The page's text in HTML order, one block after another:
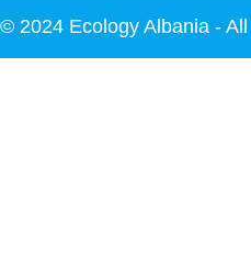
© 2024 Ecology Albania -